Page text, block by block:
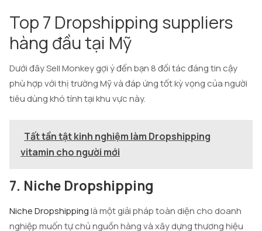
Top 7 Dropshipping suppliers
hàng đầu tại Mỹ
Dưới đây Sell Monkey gợi ý đến bạn 8 đối tác đáng tin cậy
phù hợp với thị trường Mỹ và đáp ứng tốt kỳ vọng của người
tiêu dùng khó tính tại khu vực này.
Tất tần tật kinh nghiệm làm Dropshipping
vitamin cho người mới
7. Niche Dropshipping
Niche Dropshippinglà một giải pháp toàn diện cho doanh
nghiệp muốn tự chủ nguồn hàng và xây dựng thương hiệu